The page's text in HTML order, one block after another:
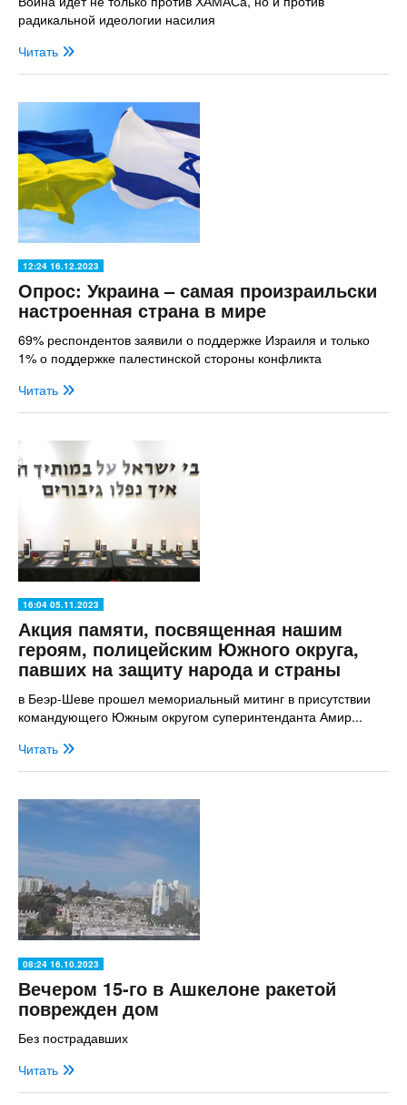
радикальной идеологии насилия
Читать
12:24 16.12.2023
Опрос: Украина – самая произраильски
настроенная страна в мире
69% респондентов заявили о поддержке Израиля и только
1% о поддержке палестинской стороны конфликта
Читать
16:04 05.11.2023
Акция памяти, посвященная нашим
героям, полицейским Южного округа,
павших на защиту народа и страны
в Беэр-Шеве прошел мемориальный митинг в присутствии
командующего Южным округом суперинтенданта Амир...
Читать
08:24 16.10.2023
Вечером 15-го в Ашкелоне ракетой
поврежден дом
Без пострадавших
Читать